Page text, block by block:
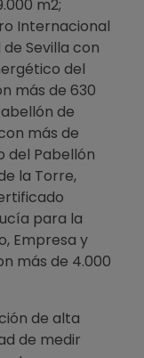
m2;
Internacional
Sevilla con
del
más de 630
de
más de
del Pabellón
la Torre,
para la
Empresa y
más de 4.000
de alta
de medir